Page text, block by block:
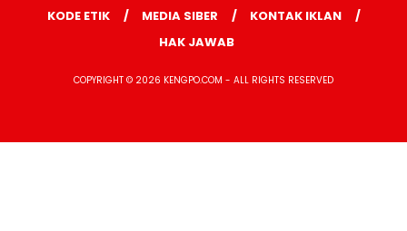
KODE ETIK
MEDIA SIBER
KONTAK IKLAN
HAK JAWAB
COPYRIGHT © 2026 KENGPO.COM - ALL RIGHTS RESERVED